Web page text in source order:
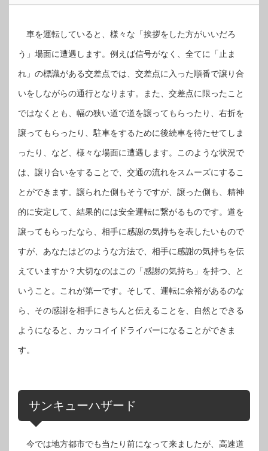
車を運転していると、様々な「挨拶をした方がいいだろ
う」場面に遭遇します。例えば信号がなく、全てに「止ま
れ」の標識がある交差点では、交差点に入った順番で譲り合
いをしながらの通行となります。また、交差点に限ったこと
ではなくとも、幅の狭い道で道を譲ってもらったり、右折を
譲ってもらったり、駐車をするために後続車を待たせてしま
ったり、など、様々な場面に遭遇します。このような状況で
は、譲り合いをすることで、交通の流れをスムーズにするこ
とができます。譲られた側もそうですが、譲った側も、精神
的に安定して、結果的には安全運転に繋がるものです。道を
譲ってもらったなら、相手に感謝の気持ちを表したいもので
すが、あなたはどのような方法で、相手に感謝の気持ちを伝
えていますか？大切なのはこの「感謝の気持ち」を持つ、と
いうこと。これが第一です。そして、運転に余裕があるのな
ら、その感謝を相手にきちんと伝えることを、自然とできる
ようになると、カッコイイドライバーになることができま
す。
サンキューハザード
今では地方都市でも当たり前になって来ましたが、高速道